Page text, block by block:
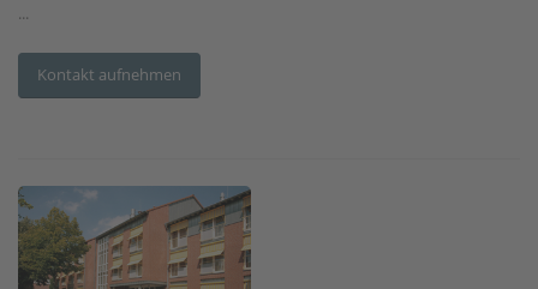
...
Kontakt aufnehmen